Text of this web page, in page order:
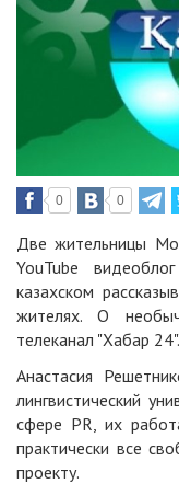
0 0
Две жительницы
YouTube видеоблог
казахском
жителях. О
телеканал "Хабар 24".
Анастасия
лингвистический
сфере PR, их
практически все
проекту.